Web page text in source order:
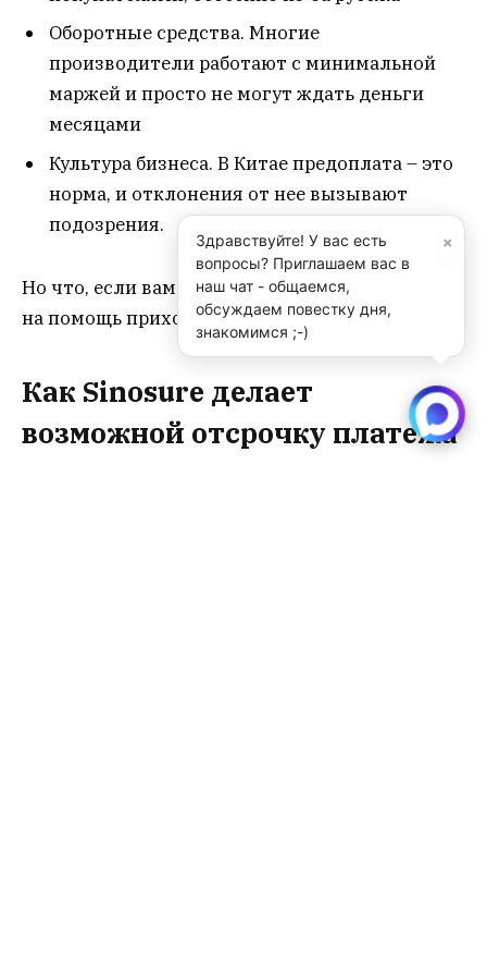
Оборотные средства. Многие
производители работают с минимальной
маржей и просто не могут ждать деньги
месяцами
Культура бизнеса. В Китае предоплата – это
норма, и отклонения от нее вызывают
подозрения.
Но что, если вам все-таки нужна отсрочка? Тут
на помощь приходит Sinosure.
Как Sinosure делает
возможной отсрочку платежа
×
Здравствуйте! У вас есть
вопросы? Приглашаем вас в
наш чат - общаемся,
обсуждаем повестку дня,
знакомимся ;-)